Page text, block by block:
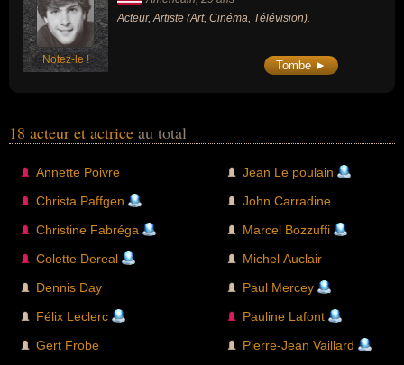
Notez-le !
Acteur, Artiste (Art, Cinéma, Télévision).
Tombe ►
18 acteur et actrice au total
Annette Poivre
Christa Paffgen
Christine Fabréga
Colette Dereal
Dennis Day
Félix Leclerc
Gert Frobe
Jean Le poulain
John Carradine
Marcel Bozzuffi
Michel Auclair
Paul Mercey
Pauline Lafont
Pierre-Jean Vaillard